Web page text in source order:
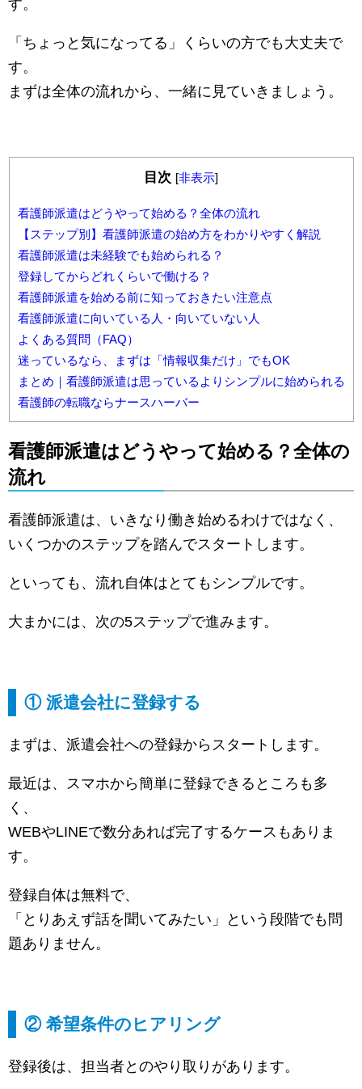
す。
「ちょっと気になってる」くらいの方でも大丈夫で
す。
まずは全体の流れから、一緒に見ていきましょう。
目次 [非表示]
看護師派遣はどうやって始める？全体の流れ
【ステップ別】看護師派遣の始め方をわかりやすく解説
看護師派遣は未経験でも始められる？
登録してからどれくらいで働ける？
看護師派遣を始める前に知っておきたい注意点
看護師派遣に向いている人・向いていない人
よくある質問（FAQ）
迷っているなら、まずは「情報収集だけ」でもOK
まとめ｜看護師派遣は思っているよりシンプルに始められる
看護師の転職ならナースハーバー
看護師派遣はどうやって始める？全体の
流れ
看護師派遣は、いきなり働き始めるわけではなく、
いくつかのステップを踏んでスタートします。
といっても、流れ自体はとてもシンプルです。
大まかには、次の5ステップで進みます。
① 派遣会社に登録する
まずは、派遣会社への登録からスタートします。
最近は、スマホから簡単に登録できるところも多
く、
WEBやLINEで数分あれば完了するケースもありま
す。
登録自体は無料で、
「とりあえず話を聞いてみたい」という段階でも問
題ありません。
② 希望条件のヒアリング
登録後は、担当者とのやり取りがあります。